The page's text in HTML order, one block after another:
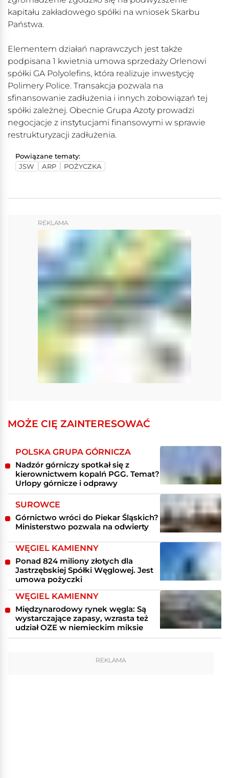
kapitału zakładowego spółki na wniosek Skarbu
Państwa.
Elementem działań naprawczych jest także
podpisana 1 kwietnia umowa sprzedaży Orlenowi
spółki GA Polyolefins, która realizuje inwestycję
Polimery Police. Transakcja pozwala na
sfinansowanie zadłużenia i innych zobowiązań tej
spółki zależnej. Obecnie Grupa Azoty prowadzi
negocjacje z instytucjami finansowymi w sprawie
restrukturyzacji zadłużenia.
Powiązane tematy:
JSW
ARP POŻYCZKA
REKLAMA
MOŻE CIĘ ZAINTERESOWAĆ
POLSKA GRUPA GÓRNICZA
Nadzór górniczy spotkał się z
kierownictwem kopalń PGG. Temat?
Urlopy górnicze i odprawy
SUROWCE
Górnictwo wróci do Piekar Śląskich?
Ministerstwo pozwala na odwierty
WĘGIEL KAMIENNY
Ponad 824 miliony złotych dla
Jastrzębskiej Spółki Węglowej. Jest
umowa pożyczki
WĘGIEL KAMIENNY
Międzynarodowy rynek węgla: Są
wystarczające zapasy, wzrasta też
udział OZE w niemieckim miksie
REKLAMA